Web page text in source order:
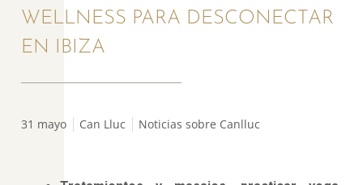
WELLNESS PARA DESCONECTAR
EN IBIZA
31 mayo Can Lluc Noticias sobre Canlluc